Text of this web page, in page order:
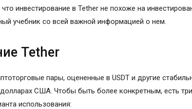
инвестирование в Tether не похоже на
учебник со всей важной информацией о нем.
Tether
пары, оцененные в USDT и другие
США. Чтобы быть более конкретным, есть
использования: